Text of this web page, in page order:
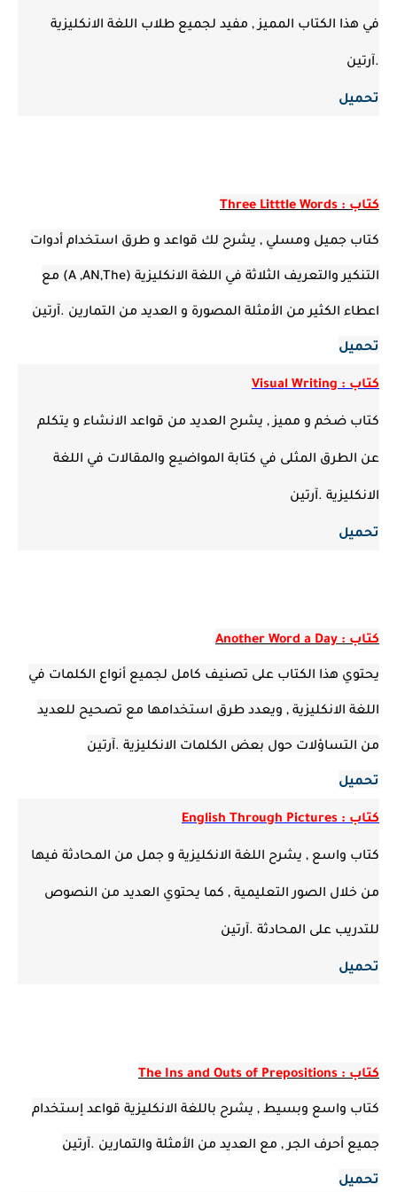
في هذا الكتاب المميز , مفيد لجميع طلاب اللغة الانكليزية
.آرتين
تحميل
كتاب : Three Litttle Words
كتاب جميل ومسلي , يشرح لك قواعد و طرق استخدام أدوات
التنكير والتعريف الثلاثة في اللغة الانكليزية (A ,AN,The) مع
اعطاء الكثير من الأمثلة المصورة و العديد من التمارين .آرتين
تحميل
كتاب : Visual Writing
كتاب ضخم و مميز , يشرح العديد من قواعد الانشاء و يتكلم
عن الطرق المثلى في كتابة المواضيع والمقالات في اللغة
الانكليزية .آرتين
تحميل
كتاب : Another Word a Day
يحتوي هذا الكتاب على تصنيف كامل لجميع أنواع الكلمات في
اللغة الانكليزية , ويعدد طرق استخدامها مع تصحيح للعديد
من التساؤلات حول بعض الكلمات الانكليزية .آرتين
تحميل
كتاب : English Through Pictures
كتاب واسع , يشرح اللغة الانكليزية و جمل من المحادثة فيها
من خلال الصور التعليمية , كما يحتوي العديد من النصوص
للتدريب على المحادثة .آرتين
تحميل
كتاب : The Ins and Outs of Prepositions
كتاب واسع وبسيط , يشرح باللغة الانكليزية قواعد إستخدام
جميع أحرف الجر , مع العديد من الأمثلة والتمارين .آرتين
تحميل